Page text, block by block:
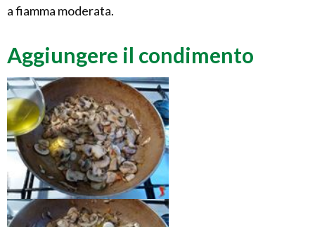
a fiamma moderata.
Aggiungere il condimento